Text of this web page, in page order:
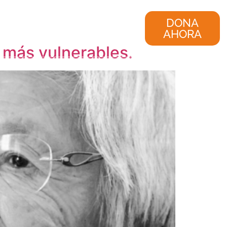
DONA
AHORA
vulnerables.